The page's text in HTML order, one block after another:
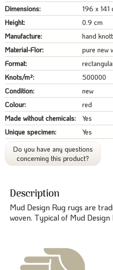
Dimensions:
196 x 141
Height:
0.9 cm
Manufacture:
hand
Material-Flor:
pure new
Format:
Knots/m²:
500000
Condition:
new
Colour:
red
Made without chemicals:
Yes
Unique specimen:
Yes
Do you have any questions
concerning this product?
Description
Mud Design Rug rugs are
woven. Typical of Mud Design